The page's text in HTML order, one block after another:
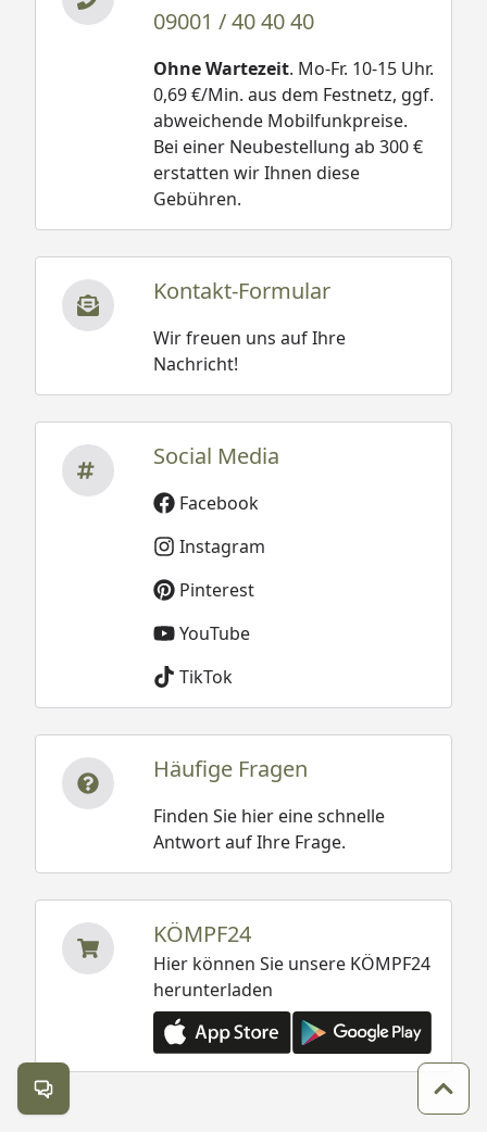
09001 / 40 40 40
Ohne Wartezeit. Mo-Fr. 10-15 Uhr.
0,69 €/Min. aus dem Festnetz, ggf.
abweichende Mobilfunkpreise.
Bei einer Neubestellung ab 300 €
erstatten wir Ihnen diese
Gebühren.
Kontakt-Formular
Wir freuen uns auf Ihre
Nachricht!
Social Media
Facebook
Instagram
Pinterest
YouTube
TikTok
Häufige Fragen
Finden Sie hier eine schnelle
Antwort auf Ihre Frage.
KÖMPF24
Hier können Sie unsere KÖMPF24
herunterladen
Kontakt öffnen